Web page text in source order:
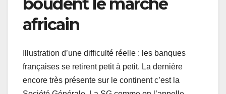
africain
Illustration d’une difficulté réelle : les banques
françaises se retirent petit à petit. La dernière
encore très présente sur le continent c’est la